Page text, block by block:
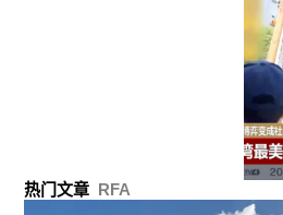
热门文章 RFA